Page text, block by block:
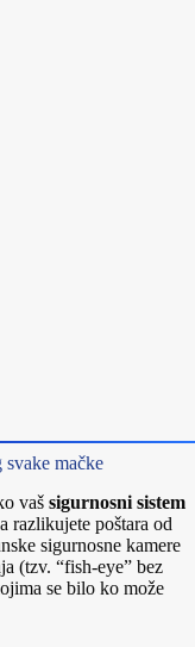
mačke
vaš sigurnosni sistem
razlikujete poštara od
sigurnosne kamere
(tzv. “fish-eye” bez
se bilo ko može